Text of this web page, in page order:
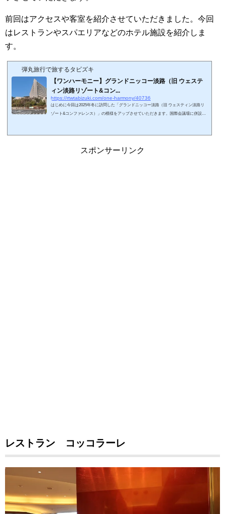
前回はアクセスや客室を紹介させていただきました。今回
はレストランやスパエリアなどのホテル施設を紹介しま
す。
弾丸旅行で旅するタビズキ
【ワンハーモニー】グランドニッコー淡路（旧 ウェステ
ィン淡路リゾート&コン...
https://rtwtabizuki.com/one-harmony/40736
はじめに今回は2025年冬に訪問した「グランドニッコー淡路（旧 ウェスティン淡路リ
ゾート&コンファレンス）」の模様をアップさせていただきます。国際会議場に併設さ
コー淡路に宿泊してきました。ワンハーモニーグループ（オークラニッコーホテルマネ
スポンサーリンク
レストラン コッコラーレ